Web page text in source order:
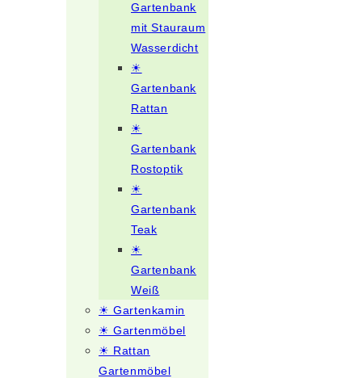
Gartenbank
mit Stauraum
Wasserdicht
☀
Gartenbank
Rattan
☀
Gartenbank
Rostoptik
☀
Gartenbank
Teak
☀
Gartenbank
Weiß
☀ Gartenkamin
☀ Gartenmöbel
☀ Rattan
Gartenmöbel